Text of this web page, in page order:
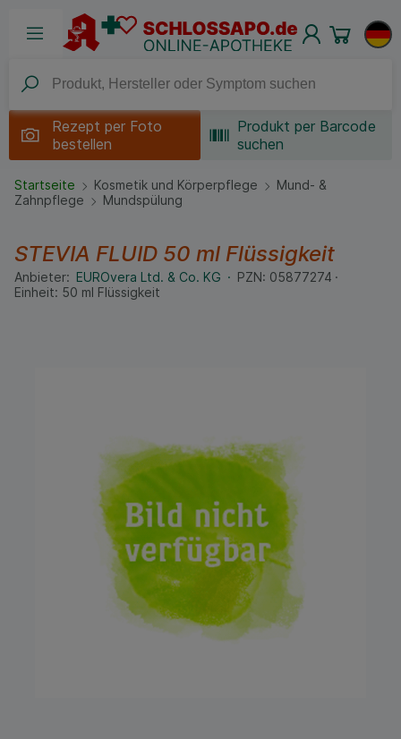
Rezept per Foto
bestellen
Produkt per Barcode
suchen
Startseite Kosmetik und Körperpflege
Mund- &
Zahnpflege
Mundspülung
STEVIA FLUID 50 ml Flüssigkeit
Anbieter: EUROvera Ltd. & Co. KG PZN: 05877274
Einheit: 50 ml Flüssigkeit